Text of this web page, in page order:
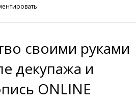
своими руками
декупажа и
ONLINE